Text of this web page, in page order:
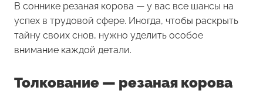
В соннике резаная корова — у вас все шансы на
успех в трудовой сфере. Иногда, чтобы раскрыть
тайну своих снов, нужно уделить особое
внимание каждой детали.
Толкование — резаная корова